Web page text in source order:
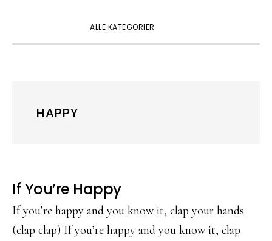
ALLE KATEGORIER
HAPPY
If You’re Happy
If you’re happy and you know it, clap your hands
(clap clap) If you’re happy and you know it, clap